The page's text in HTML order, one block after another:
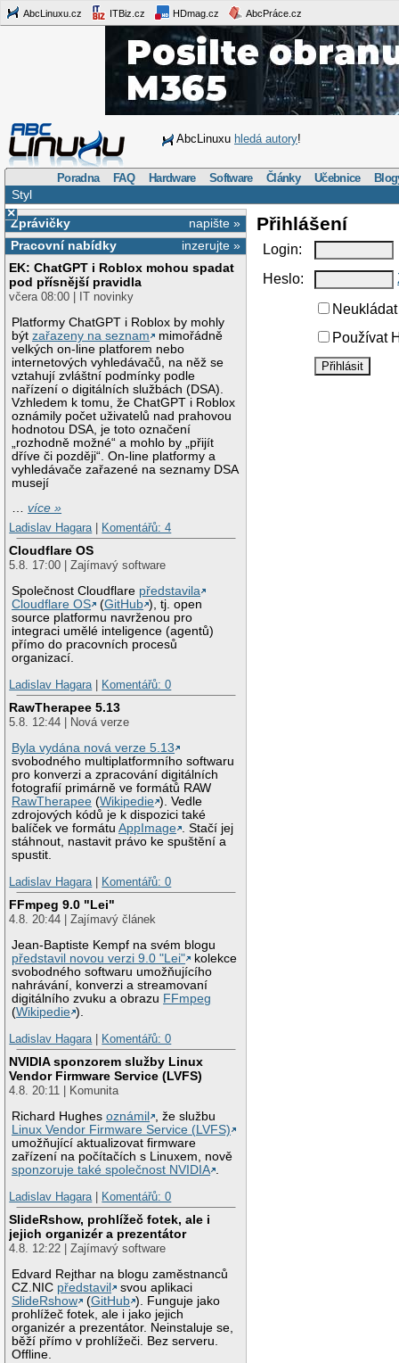
AbcLinuxu.cz ITBiz.cz HDmag.cz AbcPráce.cz
AbcLinuxu hledá autory!
Poradna FAQ Hardware Software Články Učebnice
Styl
×
napište »
Zprávičky
inzerujte »
Pracovní nabídky
EK: ChatGPT i Roblox mohou spadat
pod přísnější pravidla
včera 08:00 | IT novinky
Platformy ChatGPT i Roblox by mohly
býtzařazeny na seznam
mimořádně
velkých on-line platforem nebo
internetových vyhledávačů, na něž se
vztahují zvláštní podmínky podle
nařízení o digitálních službách (DSA).
Vzhledem k tomu, že ChatGPT i Roblox
oznámily počet uživatelů nad prahovou
hodnotou DSA, je toto označení
„rozhodně možné“ a mohlo by „přijít
dříve či později“. On-line platformy a
vyhledávače zařazené na seznamy DSA
musejí
…více »
Ladislav Hagara
Komentářů: 4
Cloudflare OS
5.8. 17:00 | Zajímavý software
Společnost Cloudflare představila
Cloudflare OS
(GitHub ), tj. open
source platformu navrženou pro
integraci umělé inteligence (agentů)
přímo do pracovních procesů
organizací.
Ladislav Hagara
Komentářů: 0
RawTherapee 5.13
5.8. 12:44 | Nová verze
Byla vydána nová verze 5.13
svobodného multiplatformního softwaru
pro konverzi a zpracování digitálních
fotografií primárně ve formátů RAW
RawTherapee (Wikipedie ). Vedle
zdrojových kódů je k dispozici také
balíček ve formátuAppImage . Stačí jej
stáhnout, nastavit právo ke spuštění a
spustit.
Ladislav Hagara
Komentářů: 0
FFmpeg 9.0 "Lei"
4.8. 20:44 | Zajímavý článek
Jean-Baptiste Kempf na svém blogu
představil novou verzi 9.0 "Lei"
kolekce
svobodného softwaru umožňujícího
nahrávání, konverzi a streamovaní
digitálního zvuku a obrazu FFmpeg
(Wikipedie ).
Ladislav Hagara
Komentářů: 0
NVIDIA sponzorem služby Linux
Vendor Firmware Service (LVFS)
4.8. 20:11 | Komunita
Richard Hughesoznámil
, že službu
Linux Vendor Firmware Service (LVFS)
umožňující aktualizovat firmware
zařízení na počítačích s Linuxem, nově
sponzoruje také společnost NVIDIA .
Ladislav Hagara | Komentářů: 0
SlideRshow, prohlížeč fotek, ale i
jejich organizér a prezentátor
4.8. 12:22 | Zajímavý software
Edvard Rejthar na blogu zaměstnanců
CZ.NIC představil
svou aplikaci
SlideRshow
(GitHub ). Funguje jako
prohlížeč fotek, ale i jako jejich
organizér a prezentátor. Neinstaluje se,
běží přímo v prohlížeči. Bez serveru.
Offline.
Přihlášení
Login:
Heslo:
Používat